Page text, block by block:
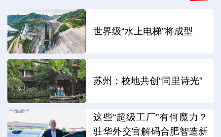
世界级“水上电梯”将成型
苏州：校地共创“同里诗光”
这些“超级工厂”有何魔力？
驻华外交官解码合肥智造新